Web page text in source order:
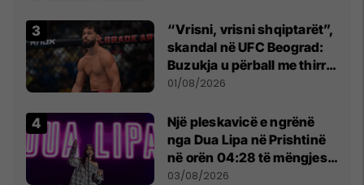
“Vrisni, vrisni shqiptarët”,
skandal në UFC Beograd:
Buzukja u përball me thirrje
anti-shqiptare nga
01/08/2026
Një pleskavicë e ngrënë
nga Dua Lipa në Prishtinë
në orën 04:28 të mëngjesit
- dhe bota digjitale serbe
03/08/2026